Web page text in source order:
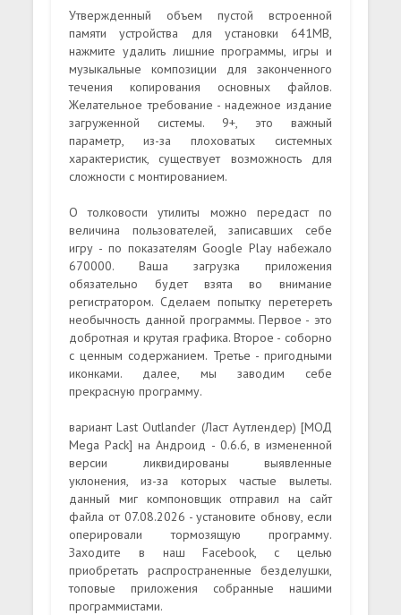
Утвержденный объем пустой встроенной
памяти устройства для установки 641MB,
нажмите удалить лишние программы, игры и
музыкальные композиции для законченного
течения копирования основных файлов.
Желательное требование - надежное издание
загруженной системы. 9+, это важный
параметр, из-за плоховатых системных
характеристик, существует возможность для
сложности с монтированием.
О толковости утилиты можно передаст по
величина пользователей, записавших себе
игру - по показателям Google Play набежало
670000. Ваша загрузка приложения
обязательно будет взята во внимание
регистратором. Сделаем попытку перетереть
необычность данной программы. Первое - это
добротная и крутая графика. Второе - соборно
с ценным содержанием. Третье - пригодными
иконками. далее, мы заводим себе
прекрасную программу.
вариант Last Outlander (Ласт Аутлендер) [МОД
Mega Pack] на Андроид - 0.6.6, в измененной
версии ликвидированы выявленные
уклонения, из-за которых частые вылеты.
данный миг компоновщик отправил на сайт
файла от 07.08.2026 - установите обнову, если
оперировали тормозящую программу.
Заходите в наш Facebook, с целью
приобретать распространенные безделушки,
топовые приложения собранные нашими
программистами.